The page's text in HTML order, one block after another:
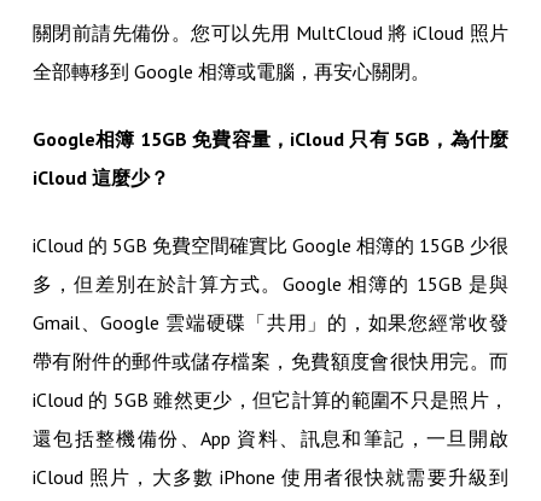
關閉前請先備份。您可以先用 MultCloud 將 iCloud 照片
全部轉移到 Google 相簿或電腦，再安心關閉。
Google相簿 15GB 免費容量，iCloud 只有 5GB，為什麼
iCloud 這麼少？
iCloud 的 5GB 免費空間確實比 Google 相簿的 15GB 少很
多，但差別在於計算方式。Google 相簿的 15GB 是與
Gmail、Google 雲端硬碟「共用」的，如果您經常收發
帶有附件的郵件或儲存檔案，免費額度會很快用完。而
iCloud 的 5GB 雖然更少，但它計算的範圍不只是照片，
還包括整機備份、App 資料、訊息和筆記，一旦開啟
iCloud 照片，大多數 iPhone 使用者很快就需要升級到